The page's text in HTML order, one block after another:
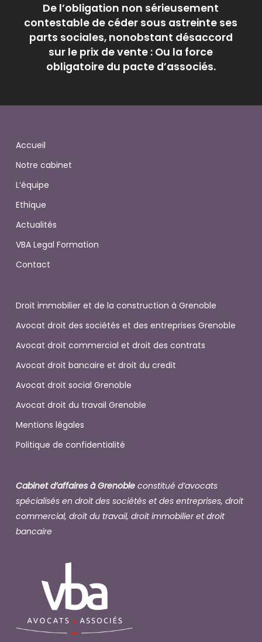
De l’obligation non sérieusement
contestable de céder sous astreinte ses
parts sociales, nonobstant désaccord
sur le prix de vente : Ou la force
obligatoire du pacte d’associés.
Accueil
Notre cabinet
L’équipe
Ethique
Actualités
VBA Legal Formation
Contact
Droit immobilier et de la construction à Grenoble
Avocat droit des sociétés et des entreprises Grenoble
Avocat droit commercial et droit des contrats
Avocat droit bancaire et droit du credit
Avocat droit social Grenoble
Avocat droit du travail Grenoble
Mentions légales
Politique de confidentialité
Cabinet d’affaires à Grenobleconstitué d’avocats
spécialisés en droit des sociétés et des entreprises, droit
commercial, droit du travail, droit immobilier et droit
bancaire